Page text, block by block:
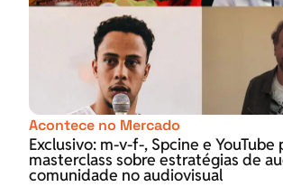
Acontece no Mercado
Exclusivo: m-v-f-, Spcine e YouTube
masterclass sobre estratégias de
comunidade no audiovisual